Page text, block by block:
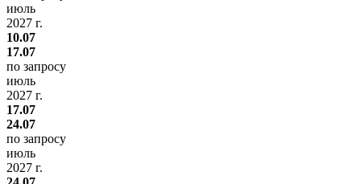
июль
2027 г.
10.07
17.07
по запросу
июль
2027 г.
17.07
24.07
по запросу
июль
2027 г.